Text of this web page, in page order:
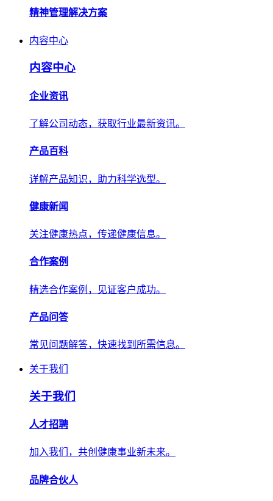
精神管理解决方案
内容中心
内容中心
企业资讯
了解公司动态，获取行业最新资讯。
产品百科
详解产品知识，助力科学选型。
健康新闻
关注健康热点，传递健康信息。
合作案例
精选合作案例，见证客户成功。
产品问答
常见问题解答，快速找到所需信息。
关于我们
关于我们
人才招聘
加入我们，共创健康事业新未来。
品牌合伙人